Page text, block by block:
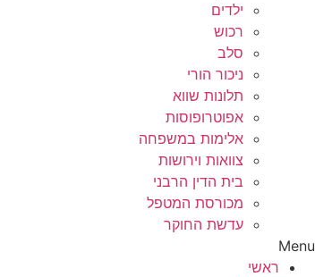
ילדים
רכוש
סלב
ניכור הורי
תלונות שווא
אפוטרופוסות
אלימות במשפחה
צוואות וירושות
בית הדין הרבני
מכורסת המטפל
עדשת החוקר
Menu
ראשי